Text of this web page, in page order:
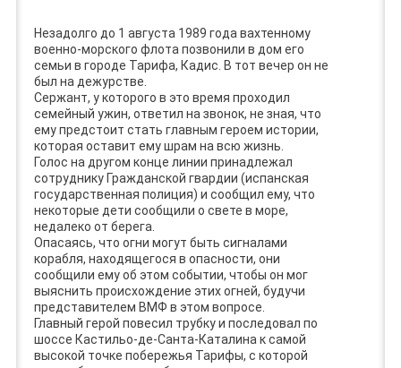
Незадолго до 1 августа 1989 года вахтенному
военно-морского флота позвонили в дом его
семьи в городе Тарифа, Кадис. В тот вечер он не
был на дежурстве.
Сержант, у которого в это время проходил
семейный ужин, ответил на звонок, не зная, что
ему предстоит стать главным героем истории,
которая оставит ему шрам на всю жизнь.
Голос на другом конце линии принадлежал
сотруднику Гражданской гвардии (испанская
государственная полиция) и сообщил ему, что
некоторые дети сообщили о свете в море,
недалеко от берега.
Опасаясь, что огни могут быть сигналами
корабля, находящегося в опасности, они
сообщили ему об этом событии, чтобы он мог
выяснить происхождение этих огней, будучи
представителем ВМФ в этом вопросе.
Главный герой повесил трубку и последовал по
шоссе Кастильо-де-Санта-Каталина к самой
высокой точке побережья Тарифы, с которой